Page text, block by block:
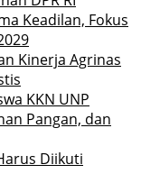
Keadilan, Fokus
Kinerja Agrinas
KKN UNP
Pangan, dan
Diikuti